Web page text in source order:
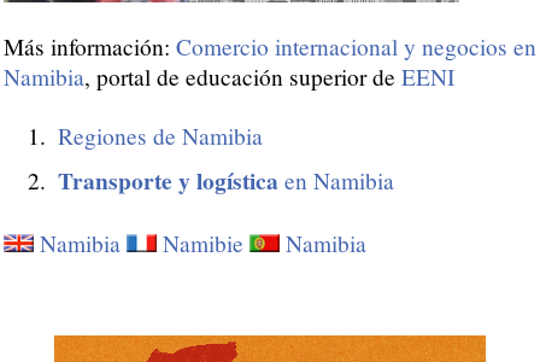
Más información: Comercio internacional y negocios en
Namibia, portal de educación superior de EENI
Regiones de Namibia
Transporte y logística en Namibia
Namibia Namibie Namibia